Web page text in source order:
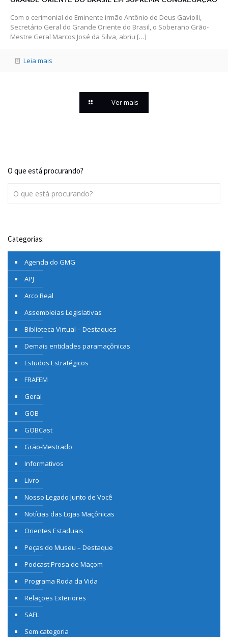
Com o cerimonial do Eminente irmão Antônio de Deus Gaviolli,
Secretário Geral do Grande Oriente do Brasil, o Soberano Grão-
Mestre Geral Marcos José da Silva, abriu […]
Leia mais
Ver mais
O que está procurando?
Categorias:
Agenda do GMG
APJ
Arco Real
Assembleias Legislativas
Biblioteca Virtual – Destaques
Demais entidades paramaçônicas
Estudos Estratégicos
FRAFEM
Geral
GOB
GOBCast
Grão-Mestrado
Informativos
Livro
Nosso Legado Junto de Você
Notícias das Lojas Maçônicas
Orientes Estaduais
Peças do Museu – Destaque
Podcast Prosa de Maçom
Programa Roda da Vida
Relações Exteriores
SAFL
Sem categoria